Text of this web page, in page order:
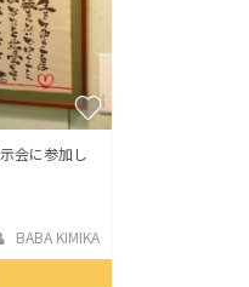
会に参加し
BABA KIMIKA